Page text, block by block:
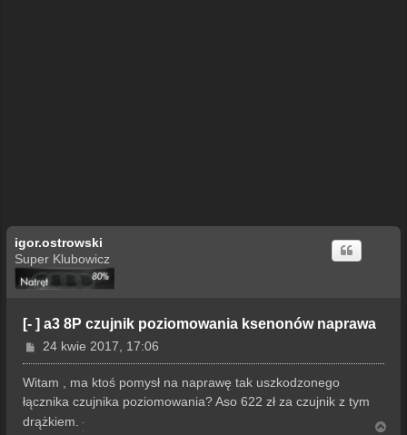
igor.ostrowski
Super Klubowicz
[- ] a3 8P czujnik poziomowania ksenonów naprawa
P
o
s
24 kwie 2017, 17:06
Witam , ma ktoś pomysł na naprawę tak uszkodzonego
łącznika czujnika poziomowania? Aso 622 zł za czujnik z tym
drążkiem.